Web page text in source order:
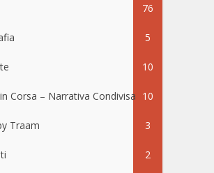
76
5
10
Corsa – Narrativa Condivisa 10
Traam 3
2